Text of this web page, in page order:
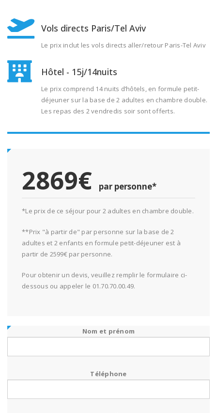
Vols directs Paris/Tel Aviv
Le prix inclut les vols directs aller/retour Paris-Tel Aviv
Hôtel - 15j/14nuits
Le prix comprend 14 nuits d’hôtels, en formule petit-
déjeuner sur la base de 2 adultes en chambre double.
Les repas des 2 vendredis soir sont offerts.
2869€ par personne*
*Le prix de ce séjour pour 2 adultes en chambre double.
**Prix "à partir de" par personne sur la base de 2
adultes et 2 enfants en formule petit-déjeuner est à
partir de 2599€ par personne.
Pour obtenir un devis, veuillez remplir le formulaire ci-
dessous ou appeler le 01.70.70.00.49.
Nom et prénom
Téléphone